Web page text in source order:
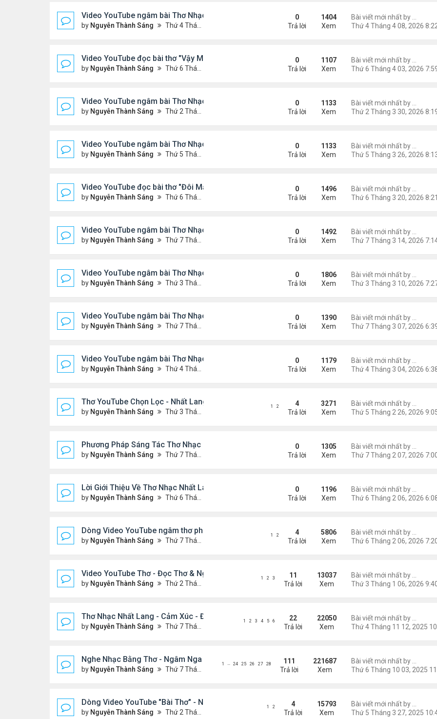
Video YouTube ngâm bài Thơ Nhạc Lục Bát: "Thơ Tim & Ảo Ảnh"
by Nguyễn Thành Sáng Thứ 4 Tháng 4 08, 2026 8:22 pm
0
Trả lời
1404
Xem
Video YouTube đọc bài thơ "Vậy Mà Ai Nỡ"
by Nguyễn Thành Sáng Thứ 6 Tháng 4 03, 2026 7:59 pm
0
Trả lời
1107
Xem
Video YouTube ngâm bài Thơ Nhạc Lục Bát: Em Có Như Tôi
by Nguyễn Thành Sáng Thứ 2 Tháng 3 30, 2026 8:19 pm
0
Trả lời
1133
Xem
Video YouTube ngâm bài Thơ Nhạc Lục Bát: Nỗi Nhớ Kéo Dài Khôn Nguôi
by Nguyễn Thành Sáng Thứ 5 Tháng 3 26, 2026 8:13 pm
0
Trả lời
1133
Xem
Video YouTube đọc bài thơ "Đôi Mắt Của Em"
by Nguyễn Thành Sáng Thứ 6 Tháng 3 20, 2026 8:21 pm
0
Trả lời
1496
Xem
Video YouTube ngâm bài Thơ Nhạc: Ngậm Ngùi Nỗi Nhớ Một Thời
by Nguyễn Thành Sáng Thứ 7 Tháng 3 14, 2026 7:14 pm
0
Trả lời
1492
Xem
Video YouTube ngâm bài Thơ Nhạc: Tiếng Tơ Lòng
by Nguyễn Thành Sáng Thứ 3 Tháng 3 10, 2026 7:27 pm
0
Trả lời
1806
Xem
Video YouTube ngâm bài Thơ Nhạc: Xin Hãy Cho Tôi
by Nguyễn Thành Sáng Thứ 7 Tháng 3 07, 2026 6:39 pm
0
Trả lời
1390
Xem
Video YouTube ngâm bài Thơ Nhạc: Chiếc Bóng Hoàng Hôn
by Nguyễn Thành Sáng Thứ 4 Tháng 3 04, 2026 6:38 pm
0
Trả lời
1179
Xem
Thơ YouTube Chọn Lọc - Nhất Lang (1)
by Nguyễn Thành Sáng Thứ 3 Tháng 2 17, 2026 7:33 pm
4
Trả lời
3271
Xem
1 2
Phương Pháp Sáng Tác Thơ Nhạc Lục Bát Của Nhất Lang (2)
by Nguyễn Thành Sáng Thứ 7 Tháng 2 07, 2026 7:00 pm
0
Trả lời
1305
Xem
Lời Giới Thiệu Về Thơ Nhạc Nhất Lang
by Nguyễn Thành Sáng Thứ 6 Tháng 2 06, 2026 6:08 pm
0
Trả lời
1196
Xem
Dòng Video YouTube ngâm thơ phiên bản mới, có nhạc nền không lời và chữ động theo nhịp thời
by Nguyễn Thành Sáng Thứ 7 Tháng 1 24, 2026 8:26 pm
4
Trả lời
5806
Xem
1 2
Video YouTube Thơ - Đọc Thơ & Ngâm Nga Thơ Nhạc (1)
by Nguyễn Thành Sáng Thứ 2 Tháng 11 17, 2025 10:12 pm
11
Trả lời
13037
Xem
1 2 3
Thơ Nhạc Nhất Lang - Cảm Xúc - Đọc & Ngâm Thơ Nhạc
by Nguyễn Thành Sáng Thứ 7 Tháng 10 04, 2025 2:39 am
22
Trả lời
22050
Xem
1 2 3 4 5 6
Nghe Nhạc Bằng Thơ - Ngâm Nga Thơ & Đọc Thơ
by Nguyễn Thành Sáng Thứ 7 Tháng 2 15, 2025 9:08 pm
111
Trả lời
221687
Xem
1 … 24 25 26 27 28
Dòng Video YouTube "Bài Thơ" - Nghe Nhạc Bằng Thơ
by Nguyễn Thành Sáng Thứ 2 Tháng 3 17, 2025 2:37 am
4
Trả lời
15793
Xem
1 2